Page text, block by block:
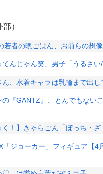
）
若者の晩ごはん、お前らの想
てんじゃん笑」男子「うるさ
ん、水着キャラは乳輪まで出
の『GANTZ』、とんでもない
く！】きゃらごん「ぼっち・
「ジョーカー」フィギュア【4